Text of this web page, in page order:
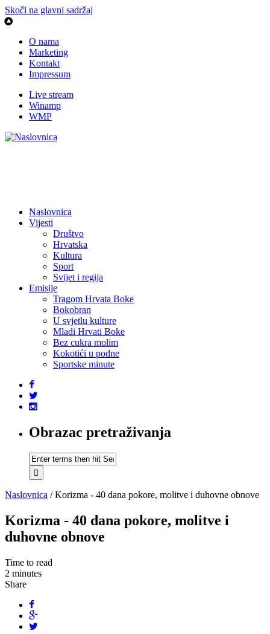
Skoči na glavni sadržaj
O nama
Marketing
Kontakt
Impressum
Live stream
Winamp
WMP
Naslovnica
Vijesti
Društvo
Hrvatska
Kultura
Sport
Svijet i regija
Emisije
Tragom Hrvata Boke
Bokobran
U svjetlu kulture
Mladi Hrvati Boke
Bez cukra molim
Kokotići u podne
Sportske minute
Obrazac pretraživanja
Naslovnica /Korizma - 40 dana pokore, molitve i duhovne obnove
Korizma - 40 dana pokore, molitve i
duhovne obnove
Time to read
2 minutes
Share